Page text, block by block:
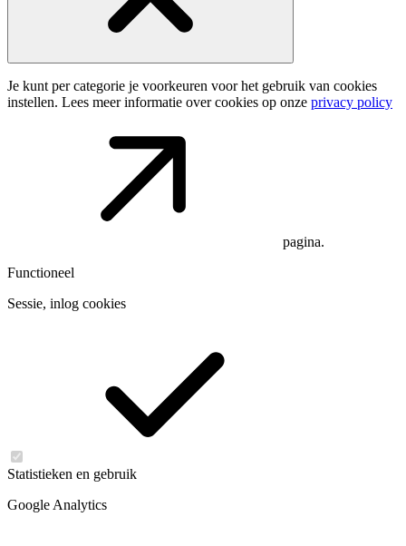
Je kunt per categorie je voorkeuren voor het gebruik van cookies
instellen. Lees meer informatie over cookies op onze privacy policy
pagina.
Functioneel
Sessie, inlog cookies
Statistieken en gebruik
Google Analytics